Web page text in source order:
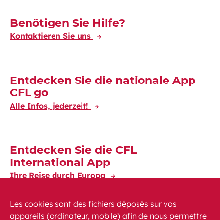
Découvrez-en plus
Benötigen Sie Hilfe?
Kontaktieren Sie uns
Entdecken Sie die nationale App
CFL go
Alle Infos, jederzeit!
Entdecken Sie die CFL
International App
Ihre Reise durch Europa
Les cookies sont des fichiers déposés sur vos
appareils (ordinateur, mobile) afin de nous permettre